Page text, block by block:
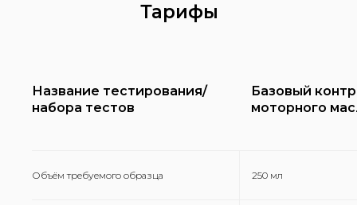
Тарифы
Название тестирования/
набора тестов
Базовый
моторного
Объём требуемого образца 250 мл